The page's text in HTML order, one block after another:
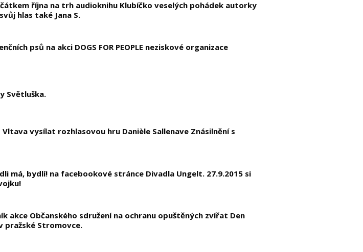
října na trh audioknihu Klubíčko veselých pohádek autorky
hlas také Jana S.
psů na akci DOGS FOR PEOPLE neziskové organizace
Světluška.
Vltava vysílat rozhlasovou hru Danièle Sallenave Znásilnění s
má, bydlí! na facebookové stránce Divadla Ungelt. 27.9.2015 si
akce Občanského sdružení na ochranu opuštěných zvířat Den
pražské Stromovce.